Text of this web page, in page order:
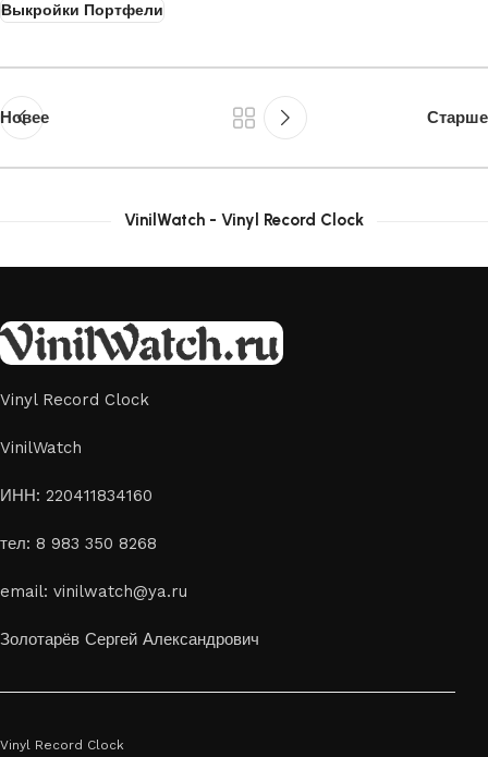
Выкройки Портфели
Новее Старше
VinilWatch - Vinyl Record Clock
Vinyl Record Clock
VinilWatch
ИНН: 220411834160
тел: 8 983 350 8268
email: vinilwatch@ya.ru
Золотарёв Сергей Александрович
Vinyl Record Clock